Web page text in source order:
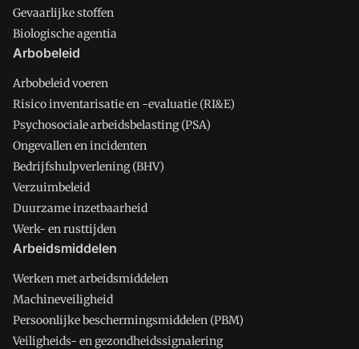
Gevaarlijke stoffen
Biologische agentia
Arbobeleid
Arbobeleid voeren
Risico inventarisatie en -evaluatie (RI&E)
Psychosociale arbeidsbelasting (PSA)
Ongevallen en incidenten
Bedrijfshulpverlening (BHV)
Verzuimbeleid
Duurzame inzetbaarheid
Werk- en rusttijden
Arbeidsmiddelen
Werken met arbeidsmiddelen
Machineveiligheid
Persoonlijke beschermingsmiddelen (PBM)
Veiligheids- en gezondheidssignalering